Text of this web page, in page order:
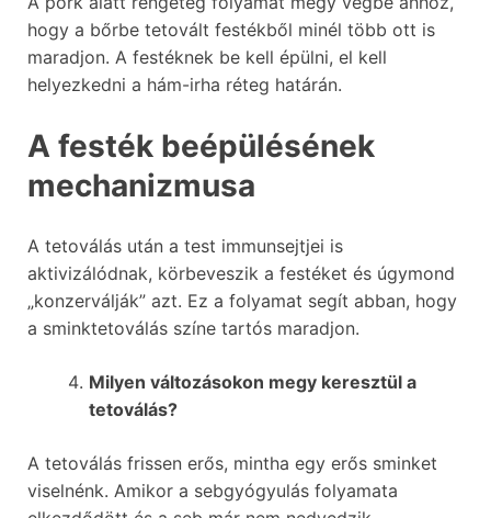
hogy a bőrbe tetovált festékből minél több ott is
maradjon. A festéknek be kell épülni, el kell
helyezkedni a hám-irha réteg határán.
A festék beépülésének
mechanizmusa
A tetoválás után a test immunsejtjei is
aktivizálódnak, körbeveszik a festéket és úgymond
„konzerválják” azt. Ez a folyamat segít abban, hogy
a sminktetoválás színe tartós maradjon.
Milyen változásokon megy keresztül a
tetoválás?
A tetoválás frissen erős, mintha egy erős sminket
viselnénk. Amikor a sebgyógyulás folyamata